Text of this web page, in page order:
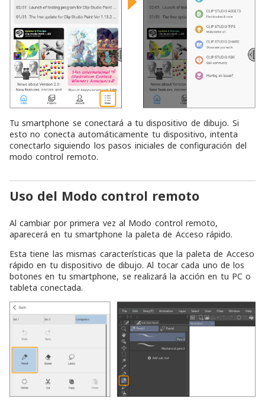
Tu smartphone se conectará a tu dispositivo de dibujo. Si
esto no conecta automáticamente tu dispositivo, intenta
conectarlo siguiendo los pasos iniciales de configuración del
modo control remoto.
Uso del Modo control remoto
Al cambiar por primera vez al Modo control remoto,
aparecerá en tu smartphone la paleta de Acceso rápido.
Esta tiene las mismas características que la paleta de Acceso
rápido en tu dispositivo de dibujo. Al tocar cada uno de los
botones en tu smartphone, se realizará la acción en tu PC o
tableta conectada.